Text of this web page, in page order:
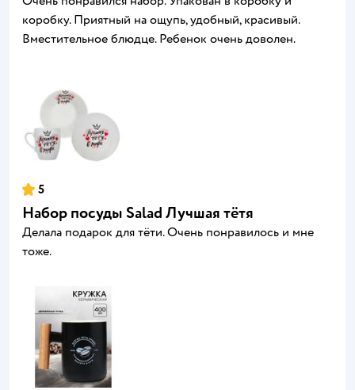
коробку. Приятный на ощупь, удобный, красивый.
Вместительное блюдце. Ребенок очень доволен.
5
Набор посуды Salad Лучшая тётя
Делала подарок для тёти. Очень понравилось и мне
тоже.